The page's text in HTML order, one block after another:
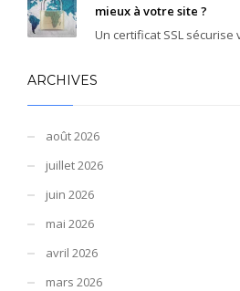
mieux à votre site ?
Un certificat SSL sécurise
ARCHIVES
août 2026
juillet 2026
juin 2026
mai 2026
avril 2026
mars 2026